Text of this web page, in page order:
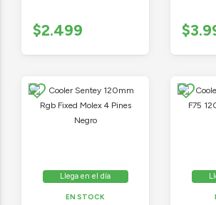
$2.499
Llega en el día
EN STOCK